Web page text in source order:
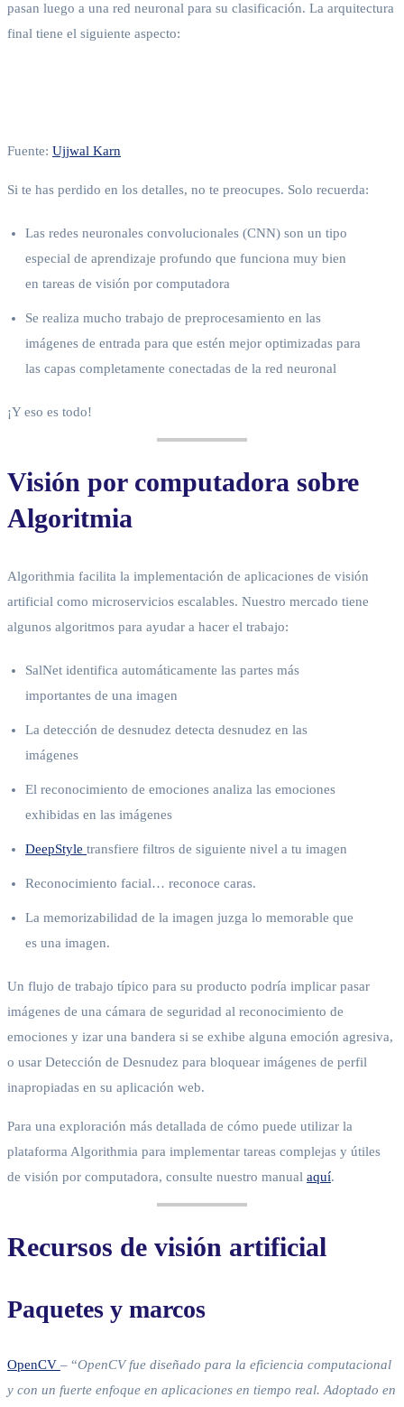
pasan luego a una red neuronal para su clasificación. La arquitectura
final tiene el siguiente aspecto:
Fuente: Ujjwal Karn
Si te has perdido en los detalles, no te preocupes. Solo recuerda:
Las redes neuronales convolucionales (CNN) son un tipo
especial de aprendizaje profundo que funciona muy bien
en tareas de visión por computadora
Se realiza mucho trabajo de preprocesamiento en las
imágenes de entrada para que estén mejor optimizadas para
las capas completamente conectadas de la red neuronal
¡Y eso es todo!
Visión por computadora sobre
Algoritmia
Algorithmia facilita la implementación de aplicaciones de visión
artificial como microservicios escalables. Nuestro mercado tiene
algunos algoritmos para ayudar a hacer el trabajo:
SalNet identifica automáticamente las partes más
importantes de una imagen
La detección de desnudez detecta desnudez en las
imágenes
El reconocimiento de emociones analiza las emociones
exhibidas en las imágenes
DeepStyle transfiere filtros de siguiente nivel a tu imagen
Reconocimiento facial… reconoce caras.
La memorizabilidad de la imagen juzga lo memorable que
es una imagen.
Un flujo de trabajo típico para su producto podría implicar pasar
imágenes de una cámara de seguridad al reconocimiento de
emociones y izar una bandera si se exhibe alguna emoción agresiva,
o usar Detección de Desnudez para bloquear imágenes de perfil
inapropiadas en su aplicación web.
Para una exploración más detallada de cómo puede utilizar la
plataforma Algorithmia para implementar tareas complejas y útiles
de visión por computadora, consulte nuestro manual aquí.
Recursos de visión artificial
Paquetes y marcos
OpenCV – “OpenCV fue diseñado para la eficiencia computacional
y con un fuerte enfoque en aplicaciones en tiempo real. Adoptado en